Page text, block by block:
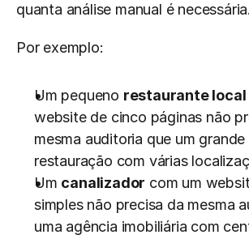
quanta análise manual é necessária.
Por exemplo:
Um pequeno restaurante local
website de cinco páginas não
mesma auditoria que um
restauração com várias
Um canalizador com um
simples não precisa da mesma
uma agência imobiliária com